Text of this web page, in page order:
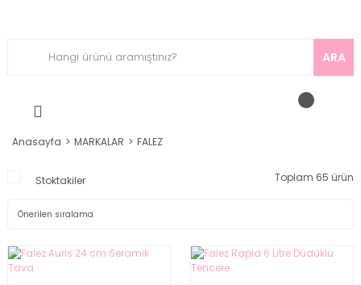
ARA
Anasayfa MARKALAR FALEZ
Stoktakiler Toplam 65 ürün